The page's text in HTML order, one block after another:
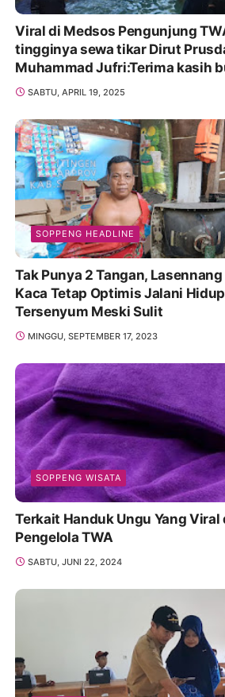
Viral di Medsos Pengunjung
tingginya sewa tikar Dirut
Muhammad Jufri:Terima kasih
Promosikan
SABTU, APRIL 19, 2025
SOPPENG HEADLINE
Tak Punya 2 Tangan,
Kaca Tetap Optimis Jalani
Tersenyum Meski Sulit
MINGGU, SEPTEMBER 17, 2023
SOPPENG WISATA
Terkait Handuk Ungu Yang Viral
Pengelola TWA
SABTU, JUNI 22, 2024